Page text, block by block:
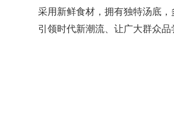
采用新鲜食材，拥有独特汤底，
引领时代新潮流、让广大群众